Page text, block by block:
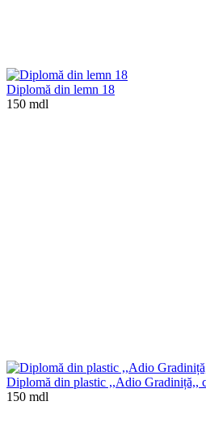
Diplomă din lemn 18
150 mdl
Diplomă din plastic ,,Adio Gradiniță,,
150 mdl